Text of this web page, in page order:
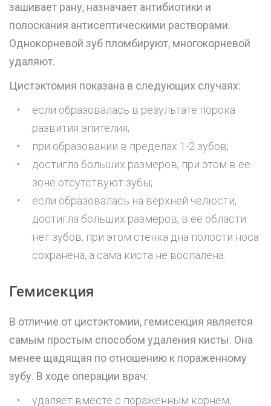
зашивает рану, назначает антибиотики и
полоскания антисептическими растворами.
Однокорневой зуб пломбируют, многокорневой
удаляют.
Цистэктомия показана в следующих случаях:
если образовалась в результате порока
развития эпителия;
при образовании в пределах 1-2 зубов;
достигла больших размеров, при этом в ее
зоне отсутствуют зубы;
если образовалась на верхней челюсти,
достигла больших размеров, в ее области
нет зубов, при этом стенка дна полости носа
сохранена, а сама киста не воспалена.
Гемисекция
В отличие от цистэктомии, гемисекция является
самым простым способом удаления кисты. Она
менее щадящая по отношению к пораженному
зубу. В ходе операции врач:
удаляет вместе с пораженным корнем;